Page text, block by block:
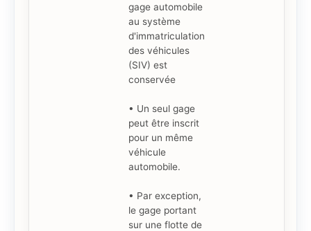
gage automobile
au système
d'immatriculation
des véhicules
(SIV) est
conservée
• Un seul gage
peut être inscrit
pour un même
véhicule
automobile.
• Par exception,
le gage portant
sur une flotte de